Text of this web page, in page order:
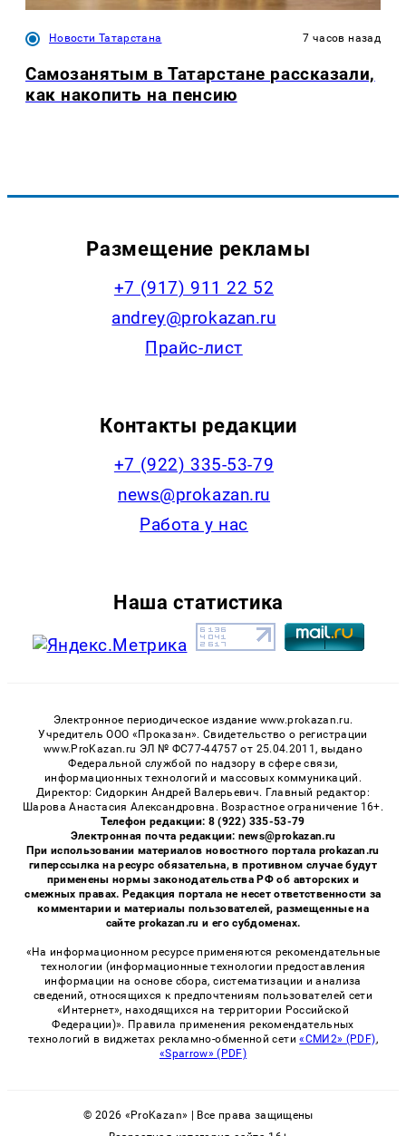
Новости Татарстана 7 часов назад
Самозанятым в Татарстане рассказали,
как накопить на пенсию
Размещение рекламы
+7 (917) 911 22 52
andrey@prokazan.ru
Прайс-лист
Контакты редакции
+7 (922) 335-53-79
news@prokazan.ru
Работа у нас
Наша статистика
Электронное периодическое издание www.prokazan.ru.
Учредитель ООО «Проказан». Cвидетельство о регистрации
www.ProKazan.ru ЭЛ № ФС77-44757 от 25.04.2011, выдано
Федеральной службой по надзору в сфере связи,
информационных технологий и массовых коммуникаций.
Директор: Сидоркин Андрей Валерьевич. Главный редактор:
Шарова Анастасия Александровна. Возрастное ограничение 16+.
Телефон редакции: 8 (922) 335-53-79
Электронная почта редакции: news@prokazan.ru
При использовании материалов новостного портала prokazan.ru
гиперссылка на ресурс обязательна, в противном случае будут
применены нормы законодательства РФ об авторских и
смежных правах. Редакция портала не несет ответственности за
комментарии и материалы пользователей, размещенные на
сайте prokazan.ru и его субдоменах.
«На информационном ресурсе применяются рекомендательные
технологии (информационные технологии предоставления
информации на основе сбора, систематизации и анализа
сведений, относящихся к предпочтениям пользователей сети
«Интернет», находящихся на территории Российской
Федерации)». Правила применения рекомендательных
технологий в виджетах рекламно-обменной сети«СМИ2» (PDF),
«Sparrow» (PDF)
© 2026 «ProKazan» | Все права защищены